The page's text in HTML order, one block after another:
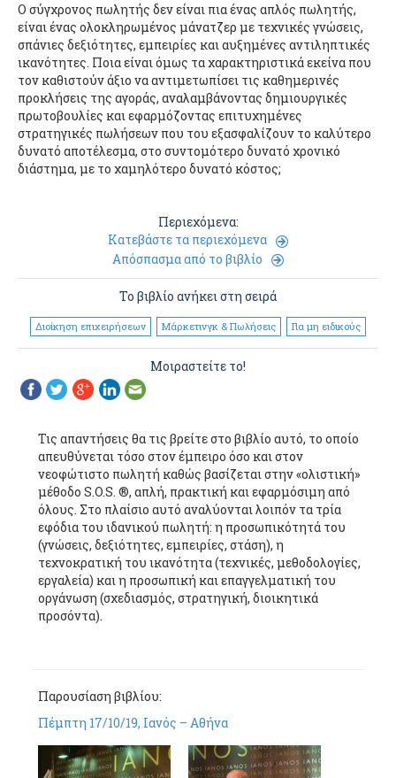
Ο σύγχρονος πωλητής δεν είναι πια ένας απλός πωλητής,
είναι ένας ολοκληρωμένος μάνατζερ με τεχνικές γνώσεις,
σπάνιες δεξιότητες, εμπειρίες και αυξημένες αντιληπτικές
ικανότητες. Ποια είναι όμως τα χαρακτηριστικά εκείνα που
τον καθιστούν άξιο να αντιμετωπίσει τις καθημερινές
προκλήσεις της αγοράς, αναλαμβάνοντας δημιουργικές
πρωτοβουλίες και εφαρμόζοντας επιτυχημένες
στρατηγικές πωλήσεων που του εξασφαλίζουν το καλύτερο
δυνατό αποτέλεσμα, στο συντομότερο δυνατό χρονικό
διάστημα, με το χαμηλότερο δυνατό κόστος;
Περιεχόμενα:
Κατεβάστε τα περιεχόμενα
Απόσπασμα από το βιβλίο
Το βιβλίο ανήκει στη σειρά
Διοίκηση επιχειρήσεων Μάρκετινγκ & Πωλήσεις Για μη ειδικούς
Μοιραστείτε το!
Τις απαντήσεις θα τις βρείτε στο βιβλίο αυτό, το οποίο
απευθύνεται τόσο στον έμπειρο όσο και στον
νεοφώτιστο πωλητή καθώς βασίζεται στην «ολιστική»
μέθοδο S.O.S. ®, απλή, πρακτική και εφαρμόσιμη από
όλους. Στο πλαίσιο αυτό αναλύονται λοιπόν τα τρία
εφόδια του ιδανικού πωλητή: η προσωπικότητά του
(γνώσεις, δεξιότητες, εμπειρίες, στάση), η
τεχνοκρατική του ικανότητα (τεχνικές, μεθοδολογίες,
εργαλεία) και η προσωπική και επαγγελματική του
οργάνωση (σχεδιασμός, στρατηγική, διοικητικά
προσόντα).
Παρουσίαση βιβλίου:
Πέμπτη 17/10/19, Ιανός – Αθήνα